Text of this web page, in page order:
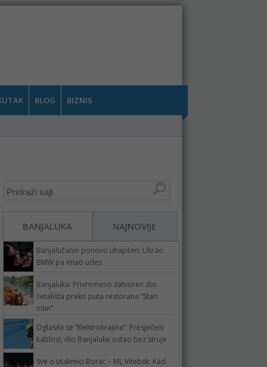
BLOG BIZNIS
BANJALUKA NAJNOVIJE
Banjalučanin ponovo uhapšen: Ukrao
BMW pa imao udes
Banjaluka: Privremeno zatvoren dio
šetališta preko puta restorana “Stari
mlin”
Oglasila se “Elektrokrajina”: Presječeni
kablovi, dio Banjaluke ostao bez struje
Sve o utakmici Borac – ML Vitebsk: Kad